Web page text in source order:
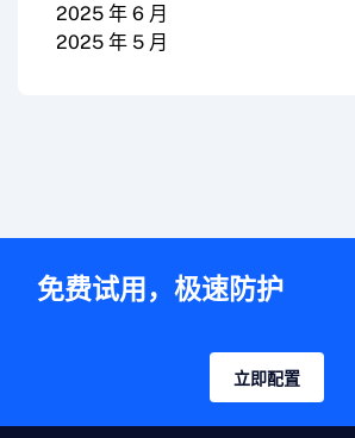
2025 年 6 月
2025 年 5 月
免费试用，极速防护
立即配置